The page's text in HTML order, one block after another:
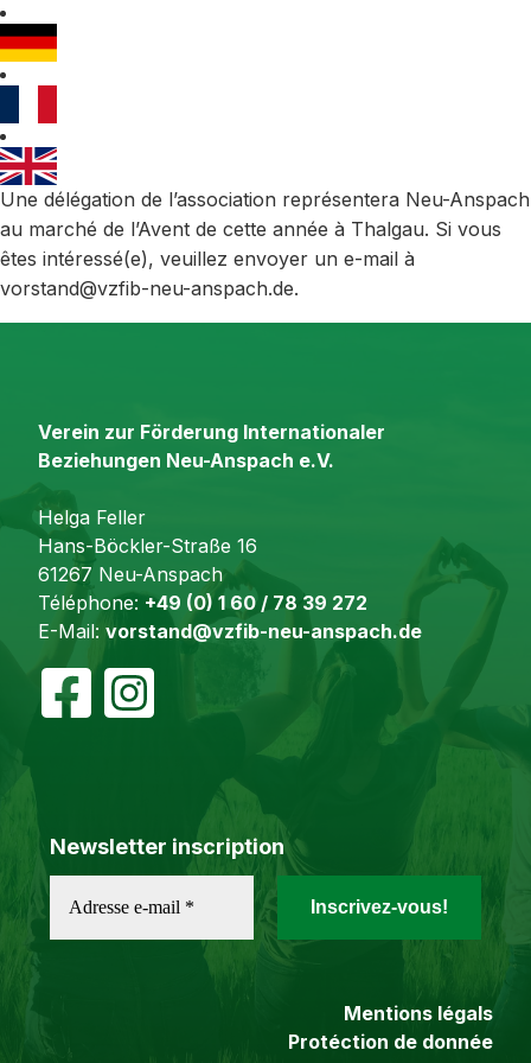
Une délégation de l’association représentera Neu-Anspach
au marché de l’Avent de cette année à Thalgau. Si vous
êtes intéressé(e), veuillez envoyer un e-mail à
vorstand@vzfib-neu-anspach.de.
Verein zur Förderung Internationaler
Beziehungen Neu-Anspach e.V.
Helga Feller
Hans-Böckler-Straße 16
61267 Neu-Anspach
Téléphone: +49 (0) 1 60 / 78 39 272
E-Mail: vorstand@vzfib-neu-anspach.de
Newsletter inscription
Mentions légals
Protéction de donnée